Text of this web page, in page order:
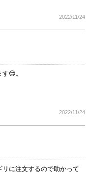
2022/11/24
😊。
2022/11/24
に注文するので助かって